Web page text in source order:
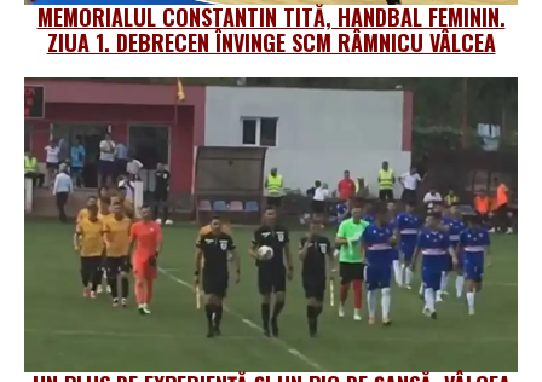
MEMORIALUL CONSTANTIN TITĂ, HANDBAL FEMININ.
ZIUA 1. DEBRECEN ÎNVINGE SCM RÂMNICU VÂLCEA